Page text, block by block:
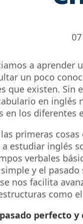
a aprender
un poco
que existen. Sin
en inglés
en los diferentes
primeras
estudiar inglés
verbales
y el
nos facilita
como
perfecto